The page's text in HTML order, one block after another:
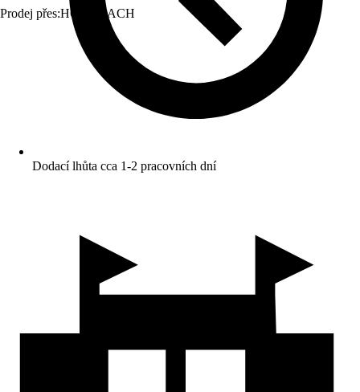
Prodej přes:HORNBACH
Dodací lhůta cca 1-2 pracovních dní